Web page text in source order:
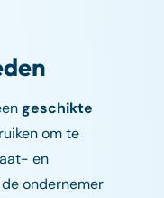
geschikte
om te
en
ondernemer